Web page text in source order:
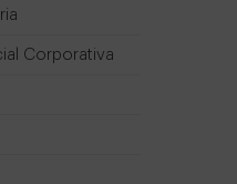
Corporativa